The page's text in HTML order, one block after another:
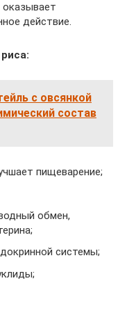
оказывает
действие.
с овсянкой
состав
пищеварение;
обмен,
системы;